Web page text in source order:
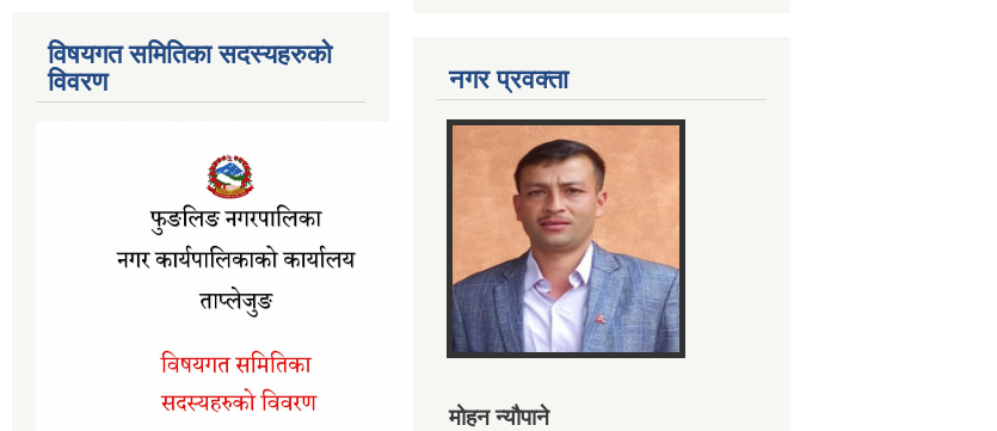
विषयगत समितिका सदस्यहरुको
विवरण
नगर प्रवक्ता
मोहन न्यौपाने